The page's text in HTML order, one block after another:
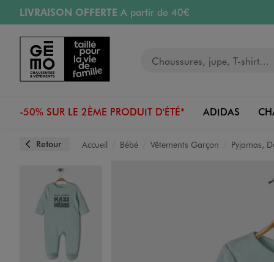
Aller au contenu principal
Aller à la navigation
LIVRAISON OFFERTE A partir de 40€
RETRAIT ET LIVRAISON OFFERTE
RÉSERVATION GRATUITE
4h en magasin
Retours OFFERTSpendant 30 jours
-50% SUR LE 2ÈME PRODUIT D'ÉTÉ* ADIDAS
Retour Accueil Bébé Vêtements Garçon Pyjamas,